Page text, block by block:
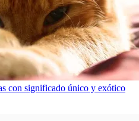
con significado único y exótico